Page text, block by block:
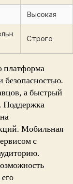
Высокая
Строго
платформа
безопасностью.
а быстрый
Поддержка
Мобильная
с